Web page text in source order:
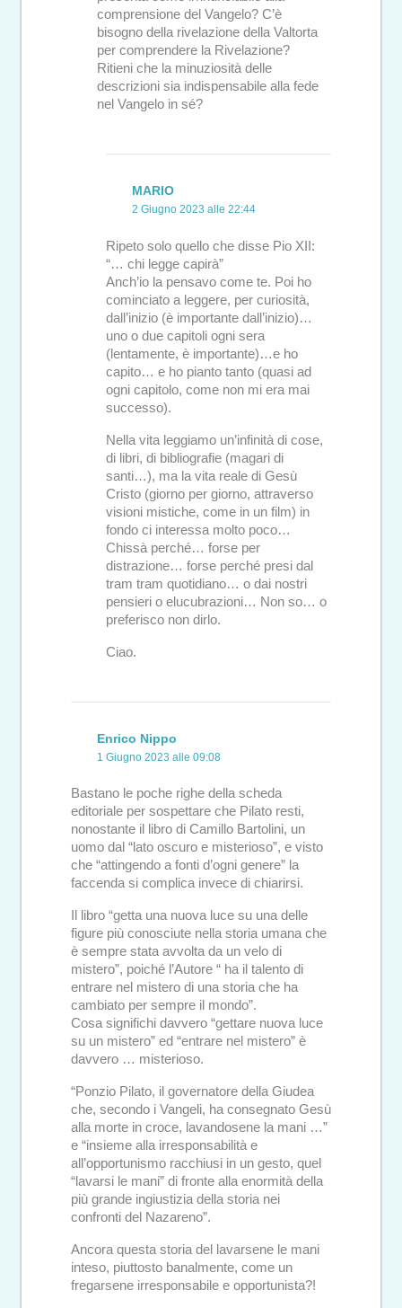
comprensione del Vangelo? C’è
bisogno della rivelazione della Valtorta
per comprendere la Rivelazione?
Ritieni che la minuziosità delle
descrizioni sia indispensabile alla fede
nel Vangelo in sé?
MARIO
2 Giugno 2023 alle 22:44
Ripeto solo quello che disse Pio XII:
“… chi legge capirà”
Anch’io la pensavo come te. Poi ho
cominciato a leggere, per curiosità,
dall’inizio (è importante dall’inizio)…
uno o due capitoli ogni sera
(lentamente, è importante)…e ho
capito… e ho pianto tanto (quasi ad
ogni capitolo, come non mi era mai
successo).
Nella vita leggiamo un’infinità di cose,
di libri, di bibliografie (magari di
santi…), ma la vita reale di Gesù
Cristo (giorno per giorno, attraverso
visioni mistiche, come in un film) in
fondo ci interessa molto poco…
Chissà perché… forse per
distrazione… forse perché presi dal
tram tram quotidiano… o dai nostri
pensieri o elucubrazioni… Non so… o
preferisco non dirlo.
Ciao.
Enrico Nippo
1 Giugno 2023 alle 09:08
Bastano le poche righe della scheda
editoriale per sospettare che Pilato resti,
nonostante il libro di Camillo Bartolini, un
uomo dal “lato oscuro e misterioso”, e visto
che “attingendo a fonti d’ogni genere” la
faccenda si complica invece di chiarirsi.
Il libro “getta una nuova luce su una delle
figure più conosciute nella storia umana che
è sempre stata avvolta da un velo di
mistero”, poiché l’Autore “ ha il talento di
entrare nel mistero di una storia che ha
cambiato per sempre il mondo”.
Cosa significhi davvero “gettare nuova luce
su un mistero” ed “entrare nel mistero” è
davvero … misterioso.
“Ponzio Pilato, il governatore della Giudea
che, secondo i Vangeli, ha consegnato Gesù
alla morte in croce, lavandosene la mani …”
e “insieme alla irresponsabilità e
all’opportunismo racchiusi in un gesto, quel
“lavarsi le mani” di fronte alla enormità della
più grande ingiustizia della storia nei
confronti del Nazareno”.
Ancora questa storia del lavarsene le mani
inteso, piuttosto banalmente, come un
fregarsene irresponsabile e opportunista?!